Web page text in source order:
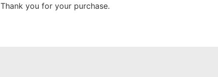
Thank you for your purchase.